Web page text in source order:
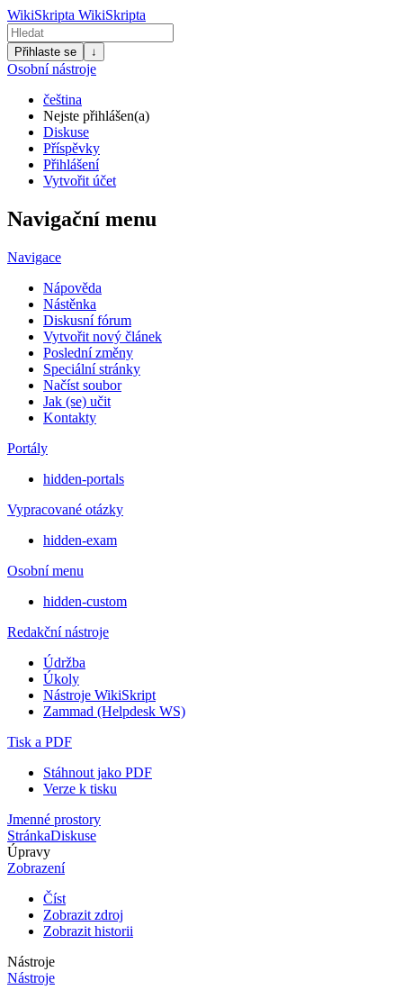
WikiSkripta WikiSkripta
Přihlaste se ↓
Osobní nástroje
čeština
Nejste přihlášen(a)
Diskuse
Příspěvky
Přihlášení
Vytvořit účet
Navigační menu
Navigace
Nápověda
Nástěnka
Diskusní fórum
Vytvořit nový článek
Poslední změny
Speciální stránky
Načíst soubor
Jak (se) učit
Kontakty
Portály
hidden-portals
Vypracované otázky
hidden-exam
Osobní menu
hidden-custom
Redakční nástroje
Údržba
Úkoly
Nástroje WikiSkript
Zammad (Helpdesk WS)
Tisk a PDF
Stáhnout jako PDF
Verze k tisku
Jmenné prostory
StránkaDiskuse
Úpravy
Zobrazení
Číst
Zobrazit zdroj
Zobrazit historii
Nástroje
Nástroje